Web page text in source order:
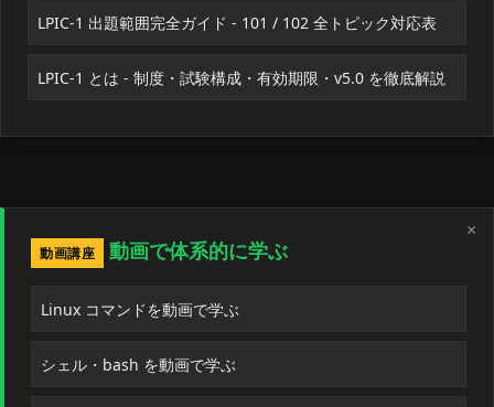
LPIC-1 出題範囲完全ガイド - 101 / 102 全トピック対応表
LPIC-1 とは - 制度・試験構成・有効期限・v5.0 を徹底解説
×
動画講座
動画で体系的に学ぶ
Linux コマンドを動画で学ぶ
シェル・bash を動画で学ぶ